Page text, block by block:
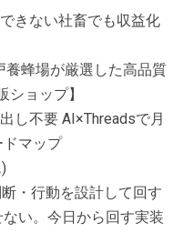
きない社畜でも収益化
蜂場が厳選した高品質
ョップ】
し不要 AI×Threadsで月
マップ
・行動を設計して回す
い。今日から回す実装